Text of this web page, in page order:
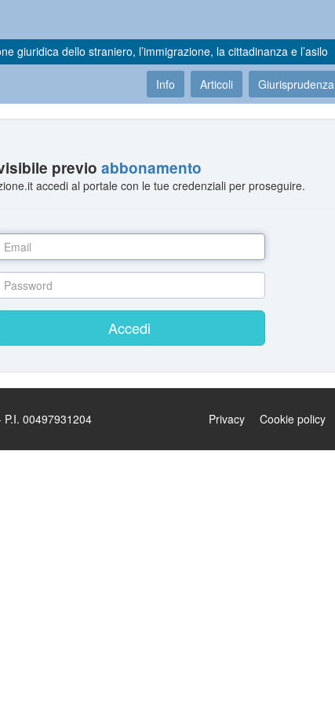
giuridica dello straniero, l’immigrazione, la cittadinanza e l’asilo
Info Articoli Giurisprudenza
previoabbonamento
accedi al portale con le tue credenziali per proseguire.
Accedi
00497931204 Privacy Cookie policy